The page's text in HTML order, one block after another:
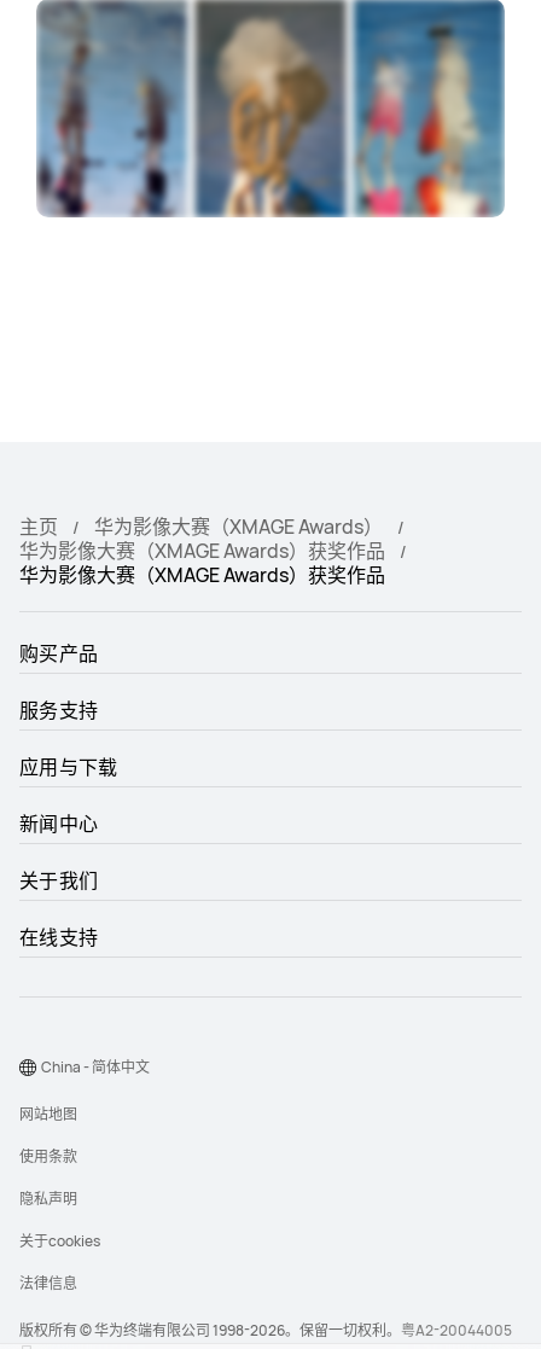
主页
华为影像大赛（XMAGE Awards）
华为影像大赛（XMAGE Awards）获奖作品
华为影像大赛（XMAGE Awards）获奖作品
购买产品
服务支持
应用与下载
新闻中心
关于我们
在线支持
版权所有 © 华为终端有限公司 1998-2026。保留一切权利。 粤A2-20044005
网站地图
使用条款
隐私声明
关于cookies
法律信息
China - 简体中文